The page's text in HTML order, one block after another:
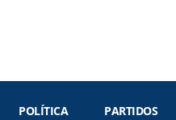
POLÍTICA PARTIDOS